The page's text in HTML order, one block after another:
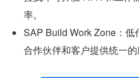
率。
SAP Build Work Zone：低
合作伙伴和客户提供统一的